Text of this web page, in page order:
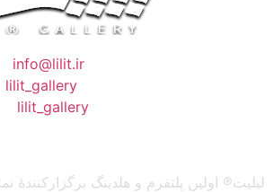
info@lilit.ir
lilit_gallery
lilit_gallery
لیلیت® اولین پلتفرم و هلدینگ